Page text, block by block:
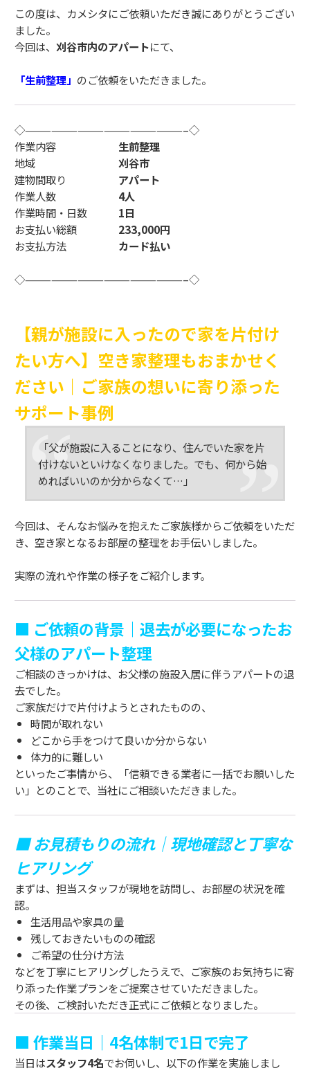
この度は、カメシタにご依頼いただき誠にありがとうござい
ました。
今回は、 刈谷市内のアパートにて、
「生前整理」 のご依頼をいただきました。
◇——————————————————–◇
作業内容 生前整理
地域
刈谷市
建物間取り アパート
作業人数 4人
作業時間・日数 1日
お支払い総額 233,000円
お支払方法 カード払い
◇——————————————————–◇
【親が施設に入ったので家を片付け
たい方へ】空き家整理もおまかせく
ださい｜ご家族の想いに寄り添った
サポート事例
「父が施設に入ることになり、住んでいた家を片
付けないといけなくなりました。でも、何から始
めればいいのか分からなくて…」
今回は、そんなお悩みを抱えたご家族様からご依頼をいただ
き、空き家となるお部屋の整理をお手伝いしました。
実際の流れや作業の様子をご紹介します。
■ ご依頼の背景｜退去が必要になったお
父様のアパート整理
ご相談のきっかけは、お父様の施設入居に伴うアパートの退
去でした。
ご家族だけで片付けようとされたものの、
時間が取れない
どこから手をつけて良いか分からない
体力的に難しい
といったご事情から、「信頼できる業者に一括でお願いした
い」とのことで、当社にご相談いただきました。
■ お見積もりの流れ｜現地確認と丁寧な
ヒアリング
まずは、担当スタッフが現地を訪問し、お部屋の状況を確
認。
生活用品や家具の量
残しておきたいものの確認
ご希望の仕分け方法
などを丁寧にヒアリングしたうえで、ご家族のお気持ちに寄
り添った作業プランをご提案させていただきました。
その後、ご検討いただき正式にご依頼となりました。
■ 作業当日｜4名体制で1日で完了
当日はスタッフ4名でお伺いし、以下の作業を実施しまし